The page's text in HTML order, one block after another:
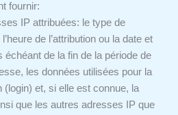
fournir:
IP attribuées: le type de
de l’attribution ou la date et
échéant de la fin de la période de
les données utilisées pour la
(login) et, si elle est connue, la
que les autres adresses IP que